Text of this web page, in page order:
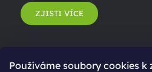
Používáme soubory cookies
ZJISTI VÍCE